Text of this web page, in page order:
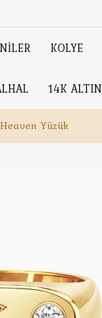
KOLYE
14K ALTIN
Yüzük